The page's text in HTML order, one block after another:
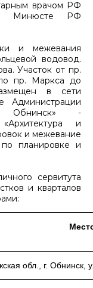
врачом РФ
в Минюсте РФ
и межевания
водовод.
Участок от пр.
пр. Маркса до
в сети
Администрации
Обнинск» -
и
и межевание
планировке и
сервитута
и кварталов
обл., г. Обнинск,